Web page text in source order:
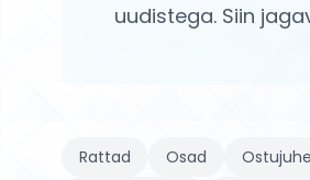
uudistega. Siin
Rattad Osad